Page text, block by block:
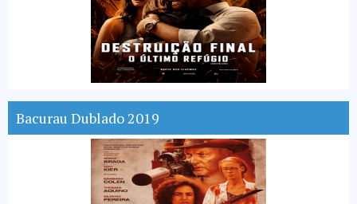
Bacurau Dublado 2019